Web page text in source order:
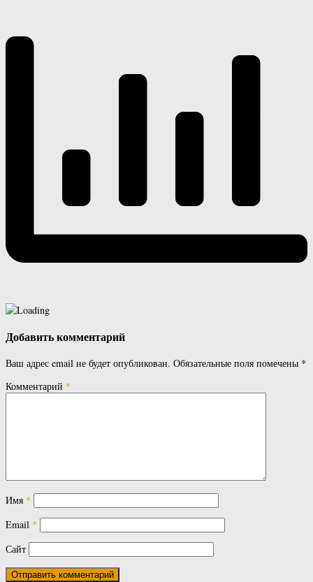
Добавить комментарий
Ваш адрес email не будет опубликован. Обязательные поля помечены *
Комментарий *
Имя *
Email *
Сайт